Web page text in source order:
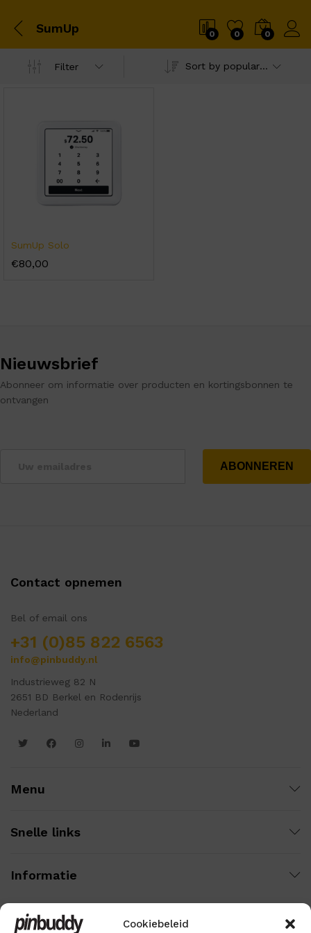
Cookiebeleid
SumUp 0 0 0
Filter Sort by popularity
SumUp Solo
€80,00
Nieuwsbrief
Abonneer om informatie over producten en kortingsbonnen te
ontvangen
Contact opnemen
Bel of email ons
+31 (0)85 822 6563
info@pinbuddy.nl
Industrieweg 82 N
2651 BD Berkel en Rodenrijs
Nederland
Menu
Snelle links
Informatie